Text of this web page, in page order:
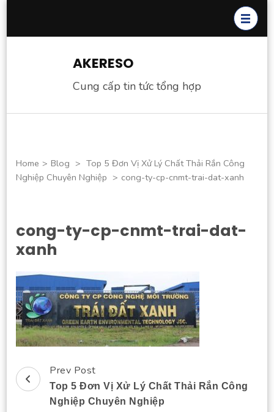
AKERESO
Cung cấp tin tức tổng hợp
Home > Blog > Top 5 Đơn Vị Xử Lý Chất Thải Rắn Công
Nghiệp Chuyên Nghiệp > cong-ty-cp-cnmt-trai-dat-xanh
cong-ty-cp-cnmt-trai-dat-
xanh
Post
Navigation
Prev Post
Top 5 Đơn Vị Xử Lý Chất Thải Rắn Công
Nghiệp Chuyên Nghiệp